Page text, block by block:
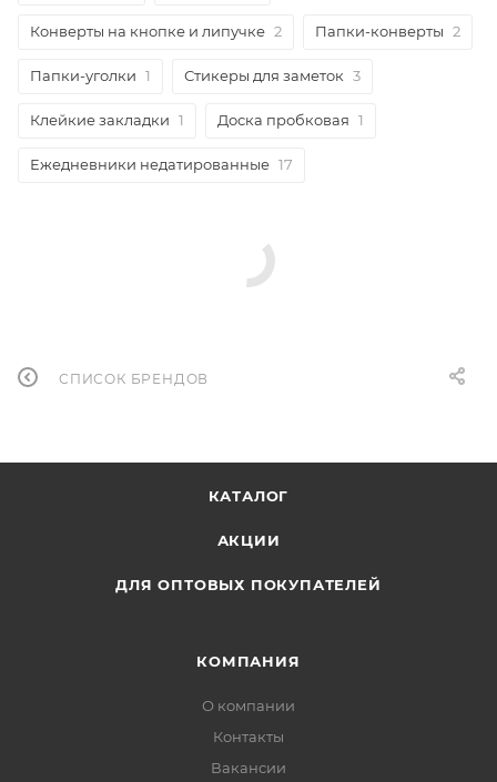
Конверты на кнопке и липучке 2 Папки-конверты 2
Папки-уголки 1 Стикеры для заметок 3
Клейкие закладки 1 Доска пробковая 1
Ежедневники недатированные 17
СПИСОК БРЕНДОВ
КАТАЛОГ
АКЦИИ
ДЛЯ ОПТОВЫХ ПОКУПАТЕЛЕЙ
КОМПАНИЯ
О компании
Контакты
Вакансии